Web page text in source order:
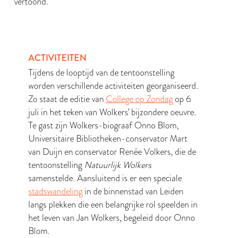
ACTIVITEITEN
Tijdens de looptijd van de tentoonstelling
worden verschillende activiteiten georganiseerd.
Zo staat de editie van College op Zondagop 6
juli in het teken van Wolkers’ bijzondere oeuvre.
Te gast zijn Wolkers-biograaf Onno Blom,
Universitaire Bibliotheken-conservator Mart
van Duijn en conservator Renée Volkers, die de
tentoonstelling Natuurlijk Wolkers
samenstelde. Aansluitend is er een speciale
stadswandelingin de binnenstad van Leiden
langs plekken die een belangrijke rol speelden in
het leven van Jan Wolkers, begeleid door Onno
Blom.